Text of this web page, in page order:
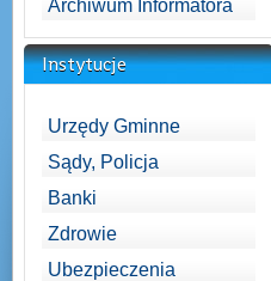
Archiwum Informatora
Instytucje
Urzędy Gminne
Sądy, Policja
Banki
Zdrowie
Ubezpieczenia